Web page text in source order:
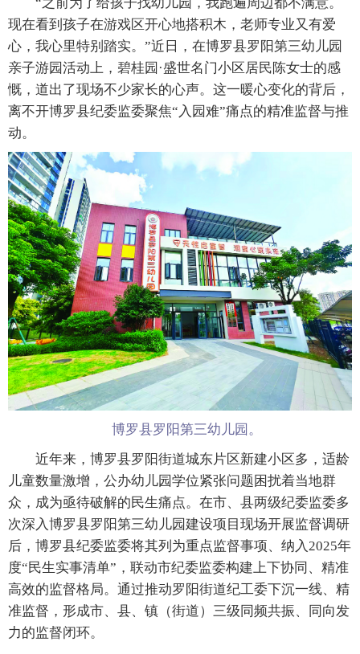
现在看到孩子在游戏区开心地搭积木，老师专业又有爱
心，我心里特别踏实。”近日，在博罗县罗阳第三幼儿园
亲子游园活动上，碧桂园·盛世名门小区居民陈女士的感
慨，道出了现场不少家长的心声。这一暖心变化的背后，
离不开博罗县纪委监委聚焦“入园难”痛点的精准监督与推
动。
博罗县罗阳第三幼儿园。
近年来，博罗县罗阳街道城东片区新建小区多，适龄
儿童数量激增，公办幼儿园学位紧张问题困扰着当地群
众，成为亟待破解的民生痛点。在市、县两级纪委监委多
次深入博罗县罗阳第三幼儿园建设项目现场开展监督调研
后，博罗县纪委监委将其列为重点监督事项、纳入2025年
度“民生实事清单”，联动市纪委监委构建上下协同、精准
高效的监督格局。通过推动罗阳街道纪工委下沉一线、精
准监督，形成市、县、镇（街道）三级同频共振、同向发
力的监督闭环。